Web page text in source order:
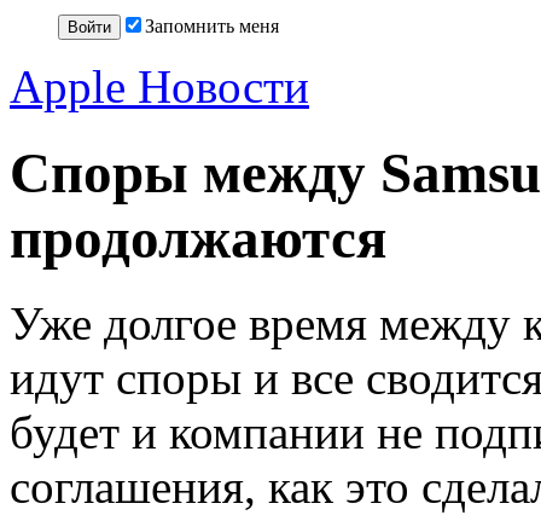
Запомнить меня
Apple Новости
Споры между
продолжаются
Уже долгое время между
идут споры и все
будет и компании не
соглашения, как это